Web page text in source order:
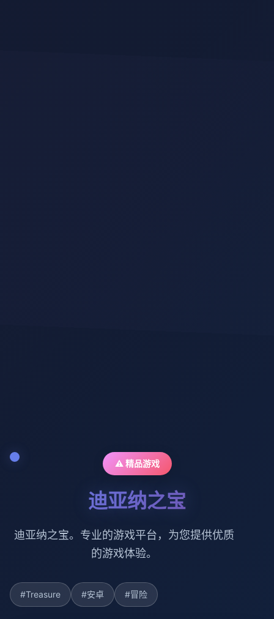
⚠️ 精品游戏
迪亚纳之宝
迪亚纳之宝。专业的游戏平台，为您提供优质
的游戏体验。
#Treasure #安卓 #冒险